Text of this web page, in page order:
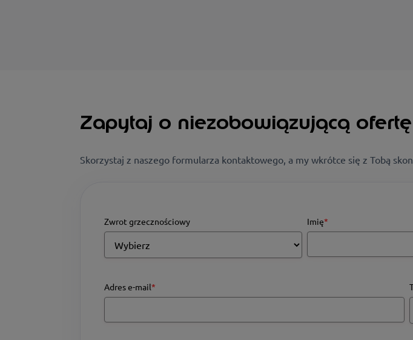
Zapytaj o niezobowiązującą
Skorzystaj z naszego formularza kontaktowego, a my wkrótce się z Tobą
Zwrot grzecznościowy Imię*
Adres e-mail*